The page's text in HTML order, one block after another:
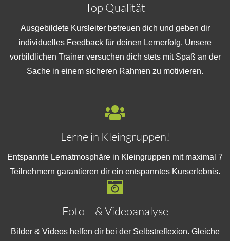
Top Qualität
Ausgebildete Kursleiter betreuen dich und geben dir
individuelles Feedback für deinen Lernerfolg. Unsere
vorbildlichen Trainer versuchen dich stets mit Spaß an der
Sache in einem sicheren Rahmen zu motivieren.
Lerne in Kleingruppen!
Entspannte Lernatmosphäre in Kleingruppen mit maximal 7
Teilnehmern garantieren dir ein entspanntes Kurserlebnis.
Foto – & Videoanalyse
Bilder & Videos helfen dir bei der Selbstreflexion. Gleiche